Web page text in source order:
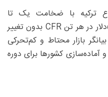
ترکیه با ضخامت یک تا
۴/‏‏۹میلیمتر، از روسیه با قیمت ۵۰۵دلار در هر تن CFR بدون تغییر
بازار محتاط و کم‌تحرکی
کشورها برای دوره